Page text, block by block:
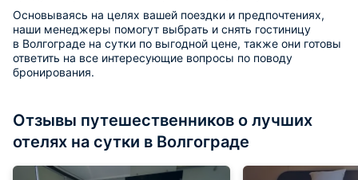
Основываясь на целях вашей поездки и предпочтениях,
наши менеджеры помогут выбрать и снять гостиницу
в Волгограде на сутки по выгодной цене, также они готовы
ответить на все интересующие вопросы по поводу
бронирования.
Отзывы путешественников о лучших
отелях на сутки в Волгограде